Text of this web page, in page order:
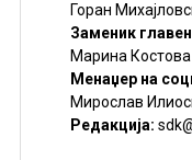
Горан
Заменик
Марина Костова
Менаџер на
Мирослав
Редакцијa: